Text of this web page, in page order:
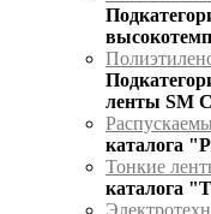
ленты SM
каталога
Тонкие
каталога